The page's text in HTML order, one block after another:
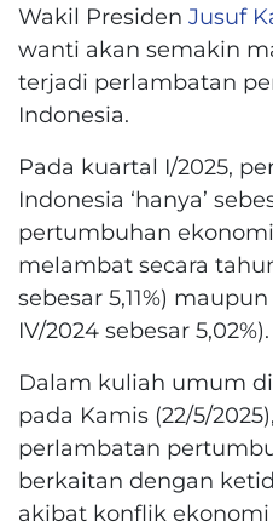
Wakil Presiden Jusuf
wanti akan semakin
terjadi perlambatan
Indonesia.
Pada kuartal I/2025,
Indonesia ‘hanya’
pertumbuhan
melambat secara
sebesar 5,11%)
IV/2024 sebesar 5,02%).
Dalam kuliah umum
pada Kamis (22/5/
perlambatan
berkaitan dengan
akibat konflik